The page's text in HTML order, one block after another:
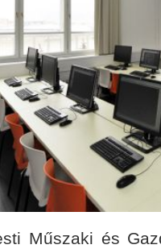
Műszaki és